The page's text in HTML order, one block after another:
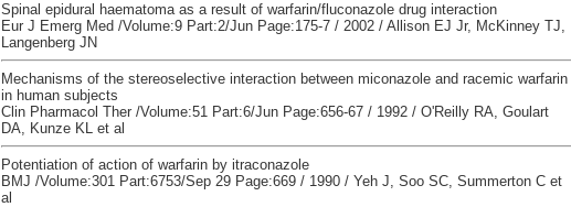
Spinal epidural haematoma as a result of warfarin/fluconazole drug interaction
Eur J Emerg Med /Volume:9 Part:2/Jun Page:175-7 / 2002 / Allison EJ Jr, McKinney TJ,
Langenberg JN
Mechanisms of the stereoselective interaction between miconazole and racemic warfarin
in human subjects
Clin Pharmacol Ther /Volume:51 Part:6/Jun Page:656-67 / 1992 / O'Reilly RA, Goulart
DA, Kunze KL et al
Potentiation of action of warfarin by itraconazole
BMJ /Volume:301 Part:6753/Sep 29 Page:669 / 1990 / Yeh J, Soo SC, Summerton C et
al